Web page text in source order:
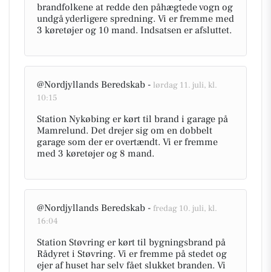
brandfolkene at redde den påhægtede vogn og
undgå yderligere spredning. Vi er fremme med
3 køretøjer og 10 mand. Indsatsen er afsluttet.
@Nordjyllands Beredskab - lørdag 11. juli, kl.
10:15
Station Nykøbing er kørt til brand i garage på
Mamrelund. Det drejer sig om en dobbelt
garage som der er overtændt. Vi er fremme
med 3 køretøjer og 8 mand.
@Nordjyllands Beredskab - fredag 10. juli, kl.
16:04
Station Støvring er kørt til bygningsbrand på
Rådyret i Støvring. Vi er fremme på stedet og
ejer af huset har selv fået slukket branden. Vi